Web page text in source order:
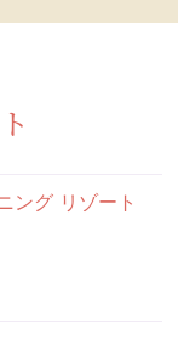
ング リゾート